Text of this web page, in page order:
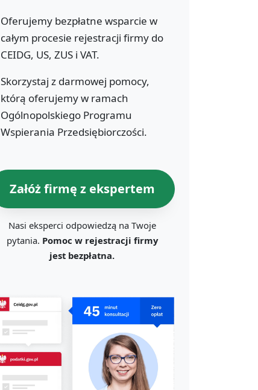
Oferujemy bezpłatne wsparcie w
całym procesie rejestracji firmy do
CEIDG, US, ZUS i VAT.
Skorzystaj z darmowej pomocy,
którą oferujemy w ramach
Ogólnopolskiego Programu
Wspierania Przedsiębiorczości.
Załóż firmę z ekspertem
Nasi eksperci odpowiedzą na Twoje
pytania. Pomoc w rejestracji firmy
jest bezpłatna.